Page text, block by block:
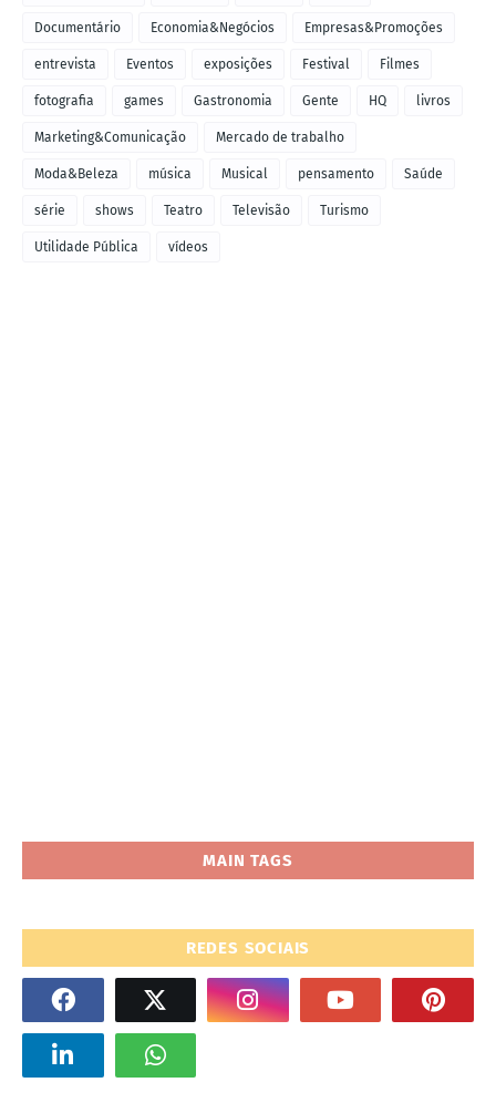
Documentário Economia&Negócios Empresas&Promoções
entrevista Eventos exposições Festival Filmes
fotografia games Gastronomia Gente HQ livros
Marketing&Comunicação Mercado de trabalho
Moda&Beleza música Musical pensamento Saúde
série shows Teatro Televisão Turismo
Utilidade Pública vídeos
MAIN TAGS
REDES SOCIAIS